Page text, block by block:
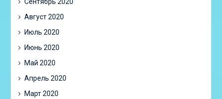
Август 2020
Июль 2020
Июнь 2020
Май 2020
Апрель 2020
Март 2020